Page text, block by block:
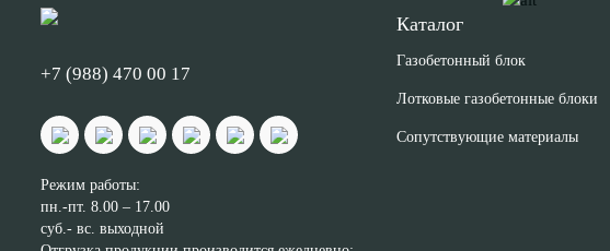
+7 (988) 470 00 17
Режим работы:
пн.-пт. 8.00 – 17.00
суб.- вс. выходной
Каталог
Газобетонный блок
Лотковые газобетонные блоки
Сопутствующие материалы